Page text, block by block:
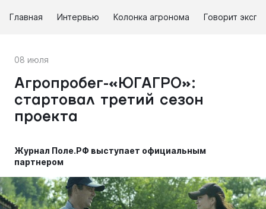
Главная Интервью Колонка агронома Говорит
08 июля
Агропробег-«ЮГАГРО»:
стартовал третий сезон
проекта
Журнал Поле.РФ выступает официальным
партнером